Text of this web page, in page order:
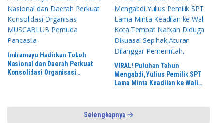
Indramayu Hadirkan Tokoh
Nasional dan Daerah Perkuat
Konsolidasi Organisasi
VIRAL! Puluhan Tahun
Mengabdi,Yulius Pemilik SPT
Lama Minta Keadilan ke Wali
Dilanggar Pemerintah,
Selengkapnya